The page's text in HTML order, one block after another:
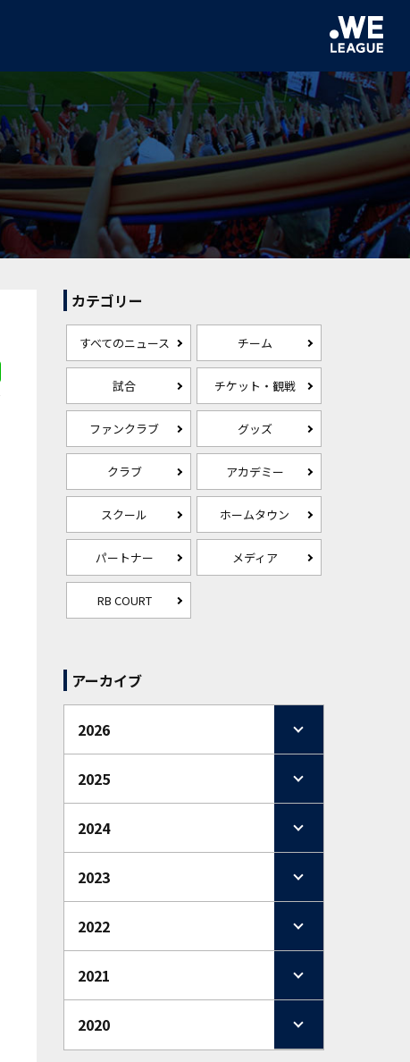
カテゴリー
すべてのニュース チーム
試合 チケット・観戦
ファンクラブ グッズ
クラブ アカデミー
スクール ホームタウン
パートナー メディア
RB COURT
アーカイブ
2026
2025
2024
2023
2022
2021
2020